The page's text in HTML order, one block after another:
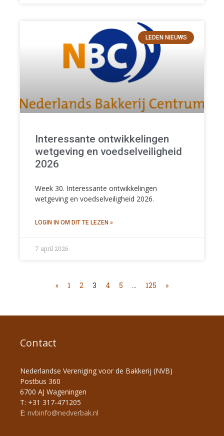
LEDEN NIEUWS
Interessante ontwikkelingen
wetgeving en voedselveiligheid
2026
Week 30. Interessante ontwikkelingen
wetgeving en voedselveiligheid 2026.
7 april 2026
« 1 2 3 4 5 … 125 »
Contact
Nederlandse Vereniging voor de Bakkerij (NVB)
Postbus 360
6700 AJ Wageningen
T: +31 317-471205
E: nvbinfo@nedverbak.nl